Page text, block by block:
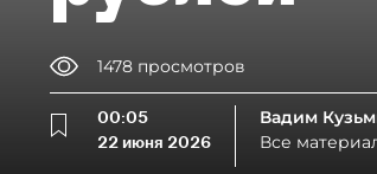
1478 просмотров
00:05
22 июня 2026
Вадим
Все